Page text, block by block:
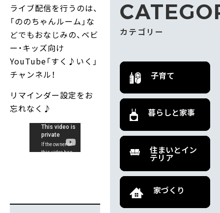
ライブ配信を行うのは、
「ののちゃんルーム」な
どでもおなじみの、ベビ
ー・キッズ向け
YouTube「すく♪いく」
チャンネル！
リマインダー設定をお
忘れなく♪
カテゴリー
子育て
暮らしと家事
住まいとイン
テリア
家づくり